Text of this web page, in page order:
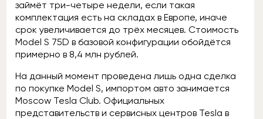
займёт три-четыре недели, если такая
комплектация есть на складах в Европе, иначе
срок увеличивается до трёх месяцев. Стоимость
Model S 75D в базовой конфигурации обойдётся
примерно в 8,4 млн рублей.
На данный момент проведена лишь одна сделка
по покупке Model S, импортом авто занимается
Moscow Tesla Club. Официальных
представительств и сервисных центров Tesla в